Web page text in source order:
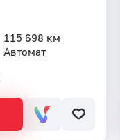
115 698 км
Автомат